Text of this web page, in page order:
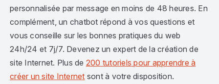
personnalisée par message en moins de 48 heures. En
complément, un chatbot répond à vos questions et
vous conseille sur les bonnes pratiques du web
24h/24 et 7j/7. Devenez un expert de la création de
site Internet. Plus de 200 tutoriels pour apprendre à
créer un site Internet sont à votre disposition.